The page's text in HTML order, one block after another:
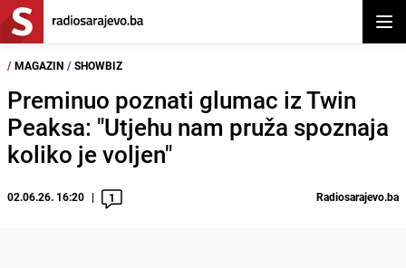
/ MAGAZIN / SHOWBIZ
Preminuo poznati glumac iz Twin
Peaksa: "Utjehu nam pruža spoznaja
koliko je voljen"
02.06.26. 16:20 1 Radiosarajevo.ba